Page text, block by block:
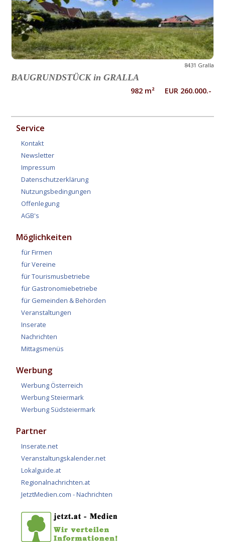
8431 Gralla
BAUGRUNDSTÜCK in GRALLA
982 m² EUR 260.000.-
Service
Kontakt
Newsletter
Impressum
Datenschutzerklärung
Nutzungsbedingungen
Offenlegung
AGB's
Möglichkeiten
für Firmen
für Vereine
für Tourismusbetriebe
für Gastronomiebetriebe
für Gemeinden & Behörden
Veranstaltungen
Inserate
Nachrichten
Mittagsmenüs
Werbung
Werbung Österreich
Werbung Steiermark
Werbung Südsteiermark
Partner
Inserate.net
Veranstaltungskalender.net
Lokalguide.at
Regionalnachrichten.at
JetztMedien.com - Nachrichten